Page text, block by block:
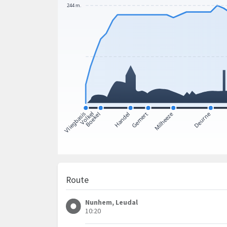
Route
Nunhem, Leudal
10:20